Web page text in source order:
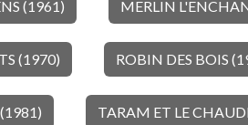
(1961) MERLIN
(1970) ROBIN DES BOIS
TARAM ET LE